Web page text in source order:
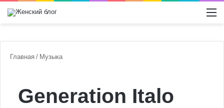
Главная / Музыка
Generation Italo